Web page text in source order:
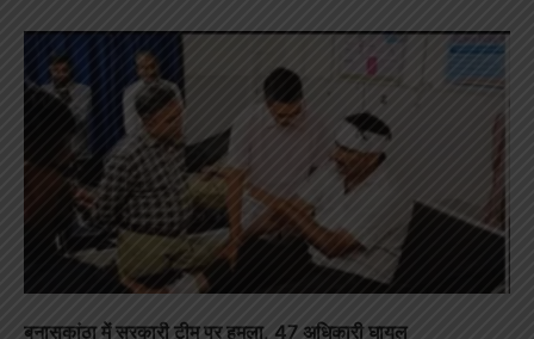
बनासकांठा में सरकारी टीम पर हमला, 47 अधिकारी घायल